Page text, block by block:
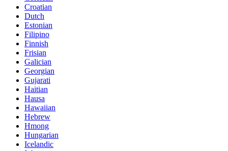
Croatian
Dutch
Estonian
Filipino
Finnish
Frisian
Galician
Georgian
Gujarati
Haitian
Hausa
Hawaiian
Hebrew
Hmong
Hungarian
Icelandic